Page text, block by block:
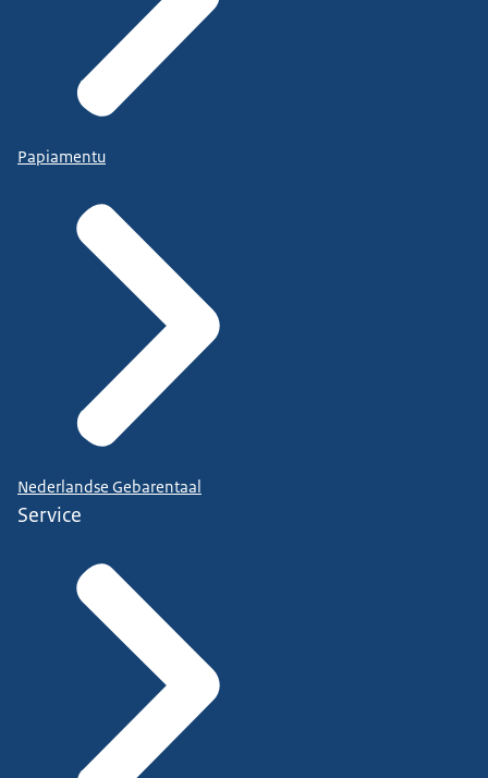
Papiamentu
Nederlandse Gebarentaal
Service